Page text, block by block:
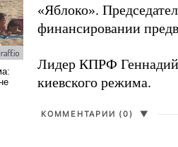
«Яблоко».
финансировании
Лидер КПРФ
киевского режима.
КОММЕНТАРИИ (0) ▼